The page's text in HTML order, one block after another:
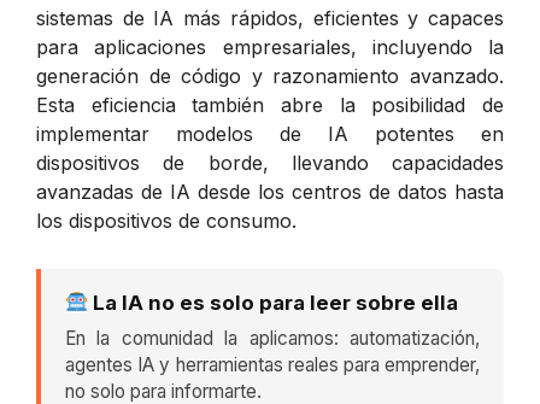
sistemas de IA más rápidos, eficientes y capaces
para aplicaciones empresariales, incluyendo la
generación de código y razonamiento avanzado.
Esta eficiencia también abre la posibilidad de
implementar modelos de IA potentes en
dispositivos de borde, llevando capacidades
avanzadas de IA desde los centros de datos hasta
los dispositivos de consumo.
La IA no es solo para leer sobre ella
En la comunidad la aplicamos: automatización,
agentes IA y herramientas reales para emprender,
no solo para informarte.